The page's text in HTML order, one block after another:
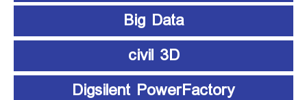
Big Data
civil 3D
Digsilent PowerFactory